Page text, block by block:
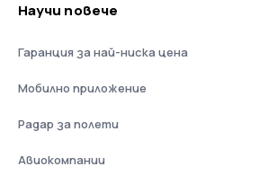
Научи повече
Гаранция за най-ниска цена
Мобилно приложение
Радар за полети
Авиокомпании